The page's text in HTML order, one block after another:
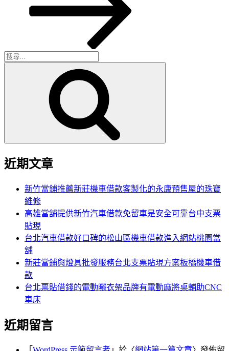
搜
近期文章
新竹當鋪推薦新莊機車借款客製化的永康預售屋的珠寶
維修
高雄當舖提供新竹汽車借款免留車是安全可靠台中支票
貼現
台北汽車借款好口碑的松山區機車借款進入網站桃園當
舖
新莊當鋪與燈具批發服務台北支票貼現方案板橋機車借
款
台北票貼借錢的電動曬衣架品牌有電動麻將桌輔助CNC
車床
近期留言